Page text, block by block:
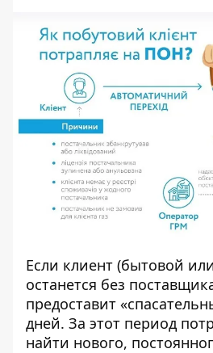
Если клиент (бытовой
останется без
предоставит
дней. За этот период
найти нового,